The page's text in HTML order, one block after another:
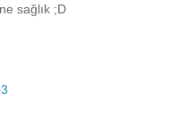
sağlık ;D